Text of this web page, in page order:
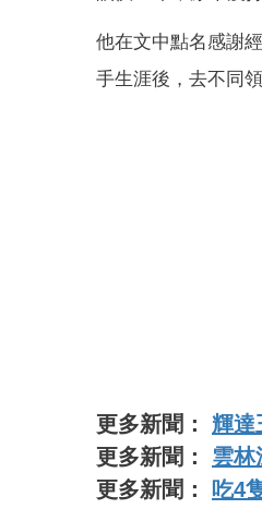
他在文中點名感謝
手生涯後，去不同
更多新聞： 輝達
更多新聞： 雲林
更多新聞： 吃4